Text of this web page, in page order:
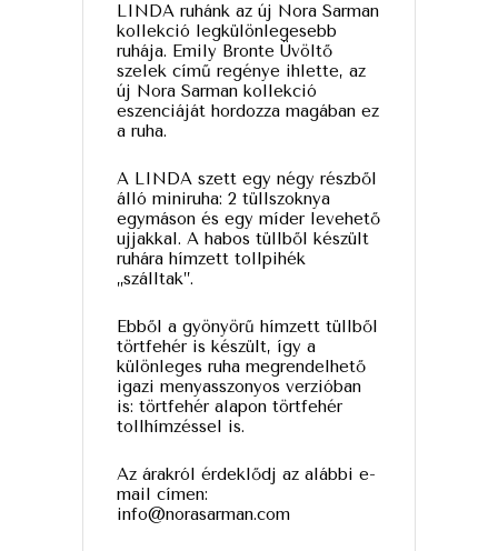
LINDA ruhánk az új Nora Sarman
kollekció legkülönlegesebb
ruhája. Emily Bronte Üvöltő
szelek című regénye ihlette, az
új Nora Sarman kollekció
eszenciáját hordozza magában ez
a ruha.
A LINDA szett egy négy részből
álló miniruha: 2 tüllszoknya
egymáson és egy míder levehető
ujjakkal. A habos tüllből készült
ruhára hímzett tollpihék
„szálltak”.
Ebből a gyönyörű hímzett tüllből
törtfehér is készült, így a
különleges ruha megrendelhető
igazi menyasszonyos verzióban
is: törtfehér alapon törtfehér
tollhímzéssel is.
Az árakról érdeklődj az alábbi e-
mail címen:
info@norasarman.com